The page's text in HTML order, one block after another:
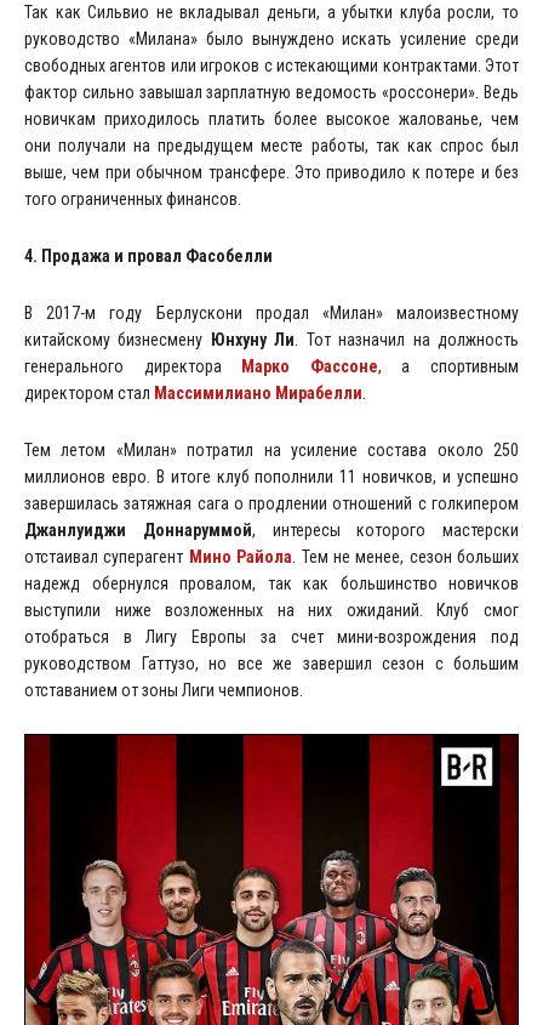
Так как Сильвио не вкладывал деньги, а убытки клуба росли, то
руководство «Милана» было вынуждено искать усиление среди
свободных агентов или игроков с истекающими контрактами. Этот
фактор сильно завышал зарплатную ведомость «россонери». Ведь
новичкам приходилось платить более высокое жалованье, чем
они получали на предыдущем месте работы, так как спрос был
выше, чем при обычном трансфере. Это приводило к потере и без
того ограниченных финансов.
4. Продажа и провал Фасобелли
В 2017-м году Берлускони продал «Милан» малоизвестному
китайскому бизнесмену
Юнхуну Ли . Тот назначил на должность
генерального директора
Марко Фассоне, а спортивным
директором стал Массимилиано Мирабелли
Тем летом «Милан» потратил на усиление состава около 250
миллионов евро. В итоге клуб пополнили 11 новичков, и успешно
завершилась затяжная сага о продлении отношений с голкипером
Джанлуиджи Доннаруммой, интересы которого мастерски
отстаивал суперагент Мино Райола . Тем не менее, сезон больших
надежд обернулся провалом, так как большинство новичков
выступили ниже возложенных на них ожиданий. Клуб смог
отобраться в Лигу Европы за счет мини-возрождения под
руководством Гаттузо, но все же завершил сезон с большим
отставанием от зоны Лиги чемпионов.